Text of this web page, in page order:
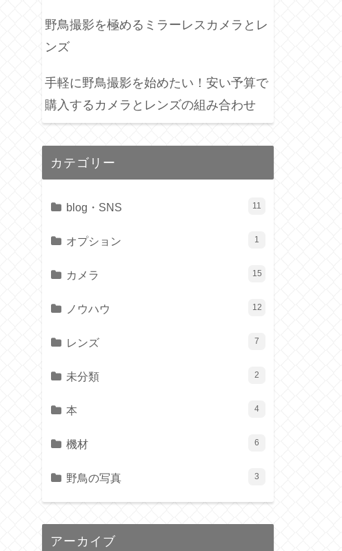
野鳥撮影を極めるミラーレスカメラとレ
ンズ
手軽に野鳥撮影を始めたい！安い予算で
購入するカメラとレンズの組み合わせ
カテゴリー
blog・SNS 11
オプション 1
カメラ 15
ノウハウ 12
レンズ 7
未分類 2
本 4
機材 6
野鳥の写真 3
アーカイブ